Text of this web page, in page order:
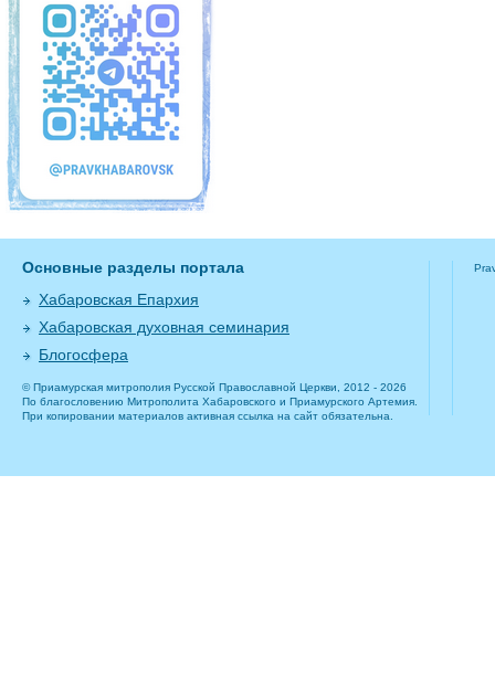
Основные разделы портала
Хабаровская Епархия
Хабаровская духовная семинария
Блогосфера
© Приамурская митрополия Русской Православной Церкви, 2012 - 2026
По благословению Митрополита Хабаровского и Приамурского Артемия.
При копировании материалов активная ссылка на сайт обязательна.